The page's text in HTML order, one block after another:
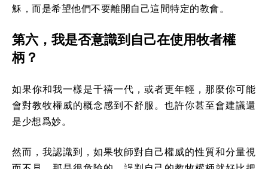
穌，而是希望他們不要離開自己這間特定的教會。
第六，我是否意識到自己在使用牧者權
柄？
如果你和我一樣是千禧一代，或者更年輕，那麼你可能
會對教牧權威的概念感到不舒服。也許你甚至會建議還
是少想爲妙。
然而，我認識到，如果牧師對自己權威的性質和分量視